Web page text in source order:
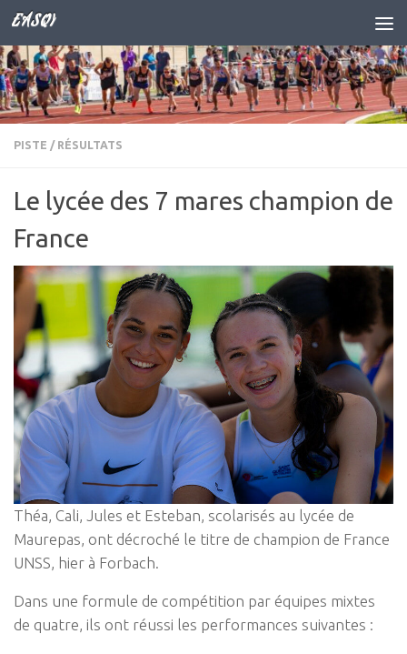
Skip to content
EASQY
PISTE / RÉSULTATS
Le lycée des 7 mares champion de
France
Théa, Cali, Jules et Esteban, scolarisés au lycée de
Maurepas, ont décroché le titre de champion de France
UNSS, hier à Forbach.
Dans une formule de compétition par équipes mixtes
de quatre, ils ont réussi les performances suivantes :